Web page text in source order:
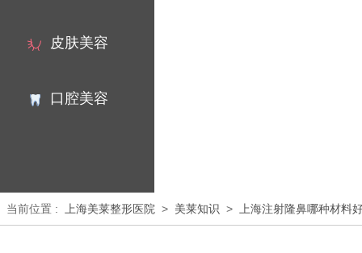
皮肤美容
口腔美容
当前位置 : 上海美莱整形医院 > 美莱知识 > 上海注射隆鼻哪种材料